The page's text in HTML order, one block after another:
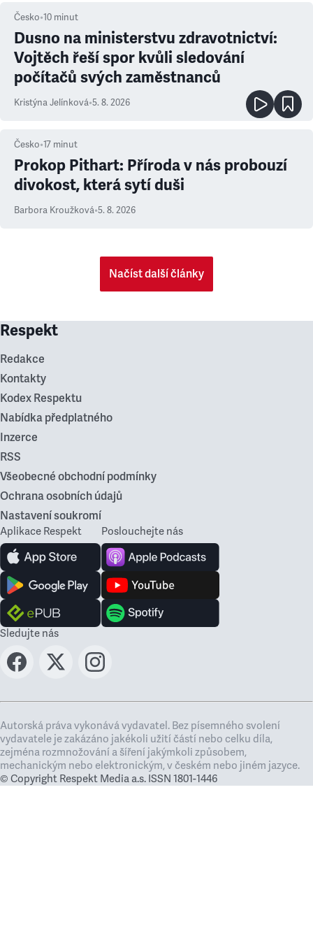
Česko•10 minut
Dusno na ministerstvu zdravotnictví:
Vojtěch řeší spor kvůli sledování
počítačů svých zaměstnanců
Kristýna Jelínková•5. 8. 2026
Česko•17 minut
Prokop Pithart: Příroda v nás probouzí
divokost, která sytí duši
Barbora Kroužková•5. 8. 2026
Načíst další články
Respekt
Redakce
Kontakty
Kodex Respektu
Nabídka předplatného
Inzerce
RSS
Všeobecné obchodní podmínky
Ochrana osobních údajů
Nastavení soukromí
Aplikace Respekt Poslouchejte nás
Sledujte nás
Autorská práva vykonává vydavatel. Bez písemného svolení
vydavatele je zakázáno jakékoli užití částí nebo celku díla,
zejména rozmnožování a šíření jakýmkoli způsobem,
mechanickým nebo elektronickým, v českém nebo jiném jazyce.
© Copyright Respekt Media a.s. ISSN 1801-1446